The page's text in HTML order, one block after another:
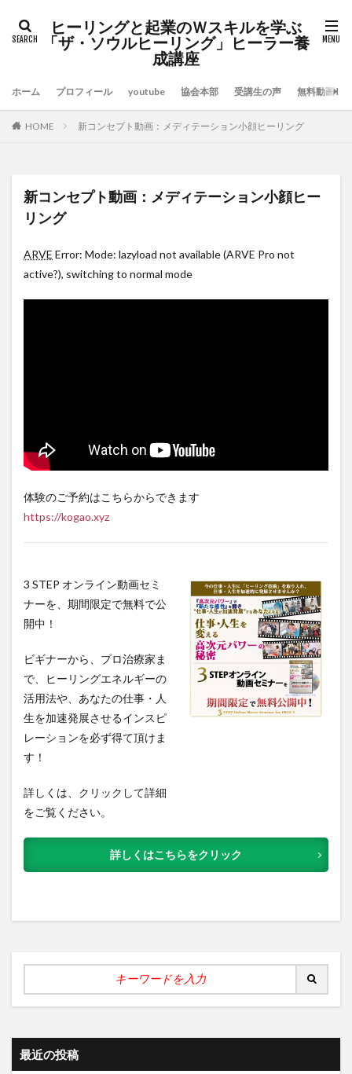
ヒーリングと起業のＷスキルを学ぶ
「ザ・ソウルヒーリング」ヒーラー養
成講座
ホーム プロフィール youtube 協会本部 受講生の声 無料動画セ
HOME 新コンセプト動画：メディテーション小顔ヒーリング
新コンセプト動画：メディテーション小顔ヒー
リング
ARVE Error: Mode: lazyload not available (ARVE Pro not
active?), switching to normal mode
体験のご予約はこちらからできます
https://kogao.xyz
3 STEP オンライン動画セミ
ナーを、期間限定で無料で公
開中！
ビギナーから、プロ治療家ま
で、ヒーリングエネルギーの
活用法や、あなたの仕事・人
生を加速発展させるインスピ
レーションを必ず得て頂けま
す！
詳しくは、クリックして詳細
をご覧ください。
詳しくはこちらをクリック
最近の投稿